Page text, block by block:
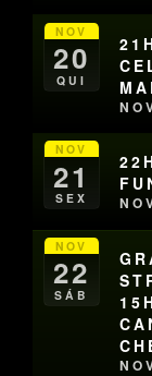
NOV
20
QUI
NOV
21
SEX
NOV
22
SÁB